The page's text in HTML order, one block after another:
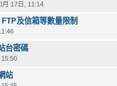
月 17日, 11:14
及信箱等數量限制
台密碼
站